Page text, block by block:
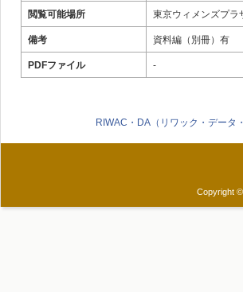
閲覧可能場所 東京ウィメンズプラ
備考 資料編（別冊）有
PDFファイル -
RIWAC・DA（リワック・データ
Copyright